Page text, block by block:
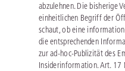
abzulehnen. Die bisherige
einheitlichen Begriff der
schaut, ob eine
die entsprechenden
zur ad-hoc-Publizität des
Insiderinformation. Art. 17